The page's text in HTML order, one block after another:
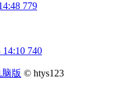
779
14:10 740
脑版 © htys123